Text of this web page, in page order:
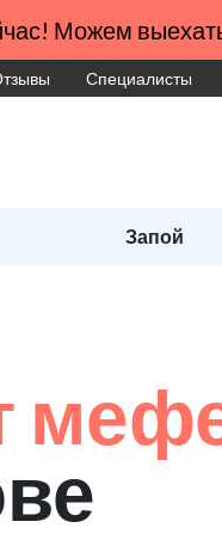
Можем
Специалисты
Запой